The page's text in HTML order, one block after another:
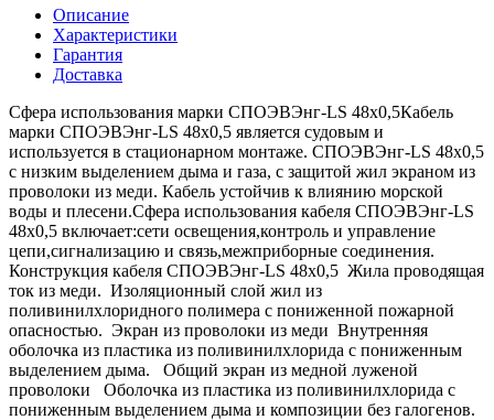
Описание
Характеристики
Гарантия
Доставка
Сфера использования марки СПОЭВЭнг-LS 48х0,5Кабель
марки СПОЭВЭнг-LS 48х0,5 является судовым и
используется в стационарном монтаже. СПОЭВЭнг-LS 48х0,5
с низким выделением дыма и газа, с защитой жил экраном из
проволоки из меди. Кабель устойчив к влиянию морской
воды и плесени.Сфера использования кабеля СПОЭВЭнг-LS
48х0,5 включает:сети освещения,контроль и управление
цепи,сигнализацию и связь,межприборные соединения.
Конструкция кабеля СПОЭВЭнг-LS 48х0,5 Жила проводящая
ток из меди. Изоляционный слой жил из
поливинилхлоридного полимера с пониженной пожарной
опасностью. Экран из проволоки из меди Внутренняя
оболочка из пластика из поливинилхлорида с пониженным
выделением дыма. Общий экран из медной луженой
проволоки Оболочка из пластика из поливинилхлорида с
пониженным выделением дыма и композиции без галогенов.